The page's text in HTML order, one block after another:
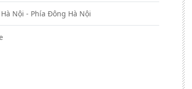
Nội - Phía Đông Hà Nội